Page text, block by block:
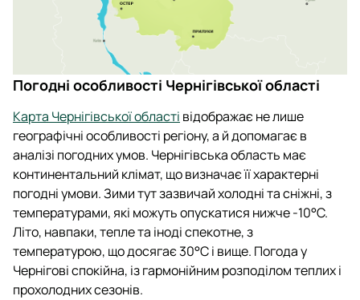
Погодні особливості Чернігівської області
Карта Чернігівської області відображає не лише
географічні особливості регіону, а й допомагає в
аналізі погодних умов. Чернігівська область має
континентальний клімат, що визначає її характерні
погодні умови. Зими тут зазвичай холодні та сніжні, з
температурами, які можуть опускатися нижче -10°C.
Літо, навпаки, тепле та іноді спекотне, з
температурою, що досягає 30°C і вище. Погода у
Чернігові спокійна, із гармонійним розподілом теплих і
прохолодних сезонів.